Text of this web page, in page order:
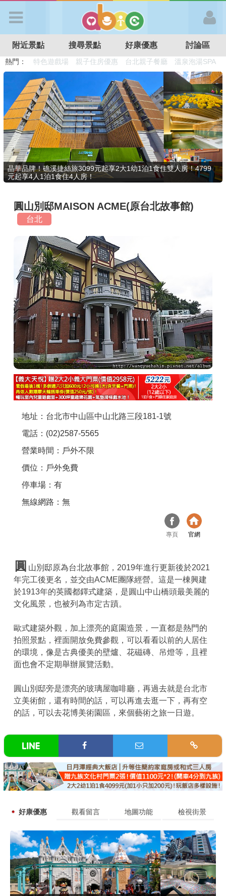
APP登入
首 頁
搜尋景點
好康優惠
最新消息
最新留言
商家合作
推薦景點
討論區
聯絡我們
APP下載
附近景點 搜尋景點 好康優惠 討論區
熱門： 溜滑梯民宿 觀光工廠 DIY摘果
日本親子景點
特色遊戲場
親子住房優惠 台北親子餐廳 溫泉泡湯SPA
晶華品牌！礁溪捷絲旅3099元起享2大1幼1泊1食住雙人房！4799
元起享4人1泊1食住4人房！
圓山別邸MAISON ACME(原台北故事館)
台北
地址：台北市中山區中山北路三段181-1號
電話：(02)2587-5565
營業時間：戶外不限
價位：戶外免費
停車場：有
無線網路：無
專頁 官網
圓 山別邸原為台北故事館，2019年進行更新後於2021
年完工後更名，並交由ACME團隊經營。這是一棟興建
於1913年的英國都鐸式建築，是圓山中山橋頭最美麗的
文化風景，也被列為市定古蹟。
歐式建築外觀，加上漂亮的庭園造景，一直都是熱門的
拍照景點，裡面開放免費參觀，可以看看以前的人居住
的環境，像是古典優美的壁爐、花磁磚、吊燈等，且裡
面也會不定期舉辦展覽活動。
圓山別邸旁是漂亮的玻璃屋咖啡廳，再過去就是台北市
立美術館，還有時間的話，可以再進去逛一下，再有空
的話，可以去花博美術園區，來個藝術之旅一日遊。
好康優惠 觀看留言 地圖功能 檢視街景